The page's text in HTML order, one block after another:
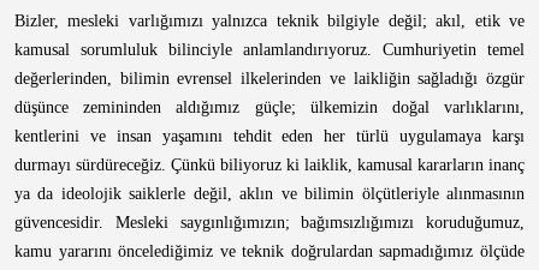
Bizler, mesleki varlığımızı yalnızca teknik bilgiyle değil; akıl, etik ve
kamusal sorumluluk bilinciyle anlamlandırıyoruz. Cumhuriyetin temel
değerlerinden, bilimin evrensel ilkelerinden ve laikliğin sağladığı özgür
düşünce zemininden aldığımız güçle; ülkemizin doğal varlıklarını,
kentlerini ve insan yaşamını tehdit eden her türlü uygulamaya karşı
durmayı sürdüreceğiz. Çünkü biliyoruz ki laiklik, kamusal kararların inanç
ya da ideolojik saiklerle değil, aklın ve bilimin ölçütleriyle alınmasının
güvencesidir. Mesleki saygınlığımızın; bağımsızlığımızı koruduğumuz,
kamu yararını öncelediğimiz ve teknik doğrulardan sapmadığımız ölçüde